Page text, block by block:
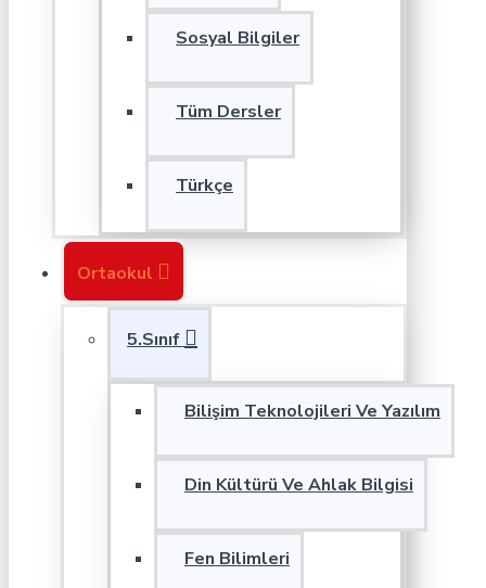
Sosyal Bilgiler
Tüm Dersler
Türkçe
Ortaokul
5.Sınıf
Bilişim Teknolojileri Ve Yazılım
Din Kültürü Ve Ahlak Bilgisi
Fen Bilimleri